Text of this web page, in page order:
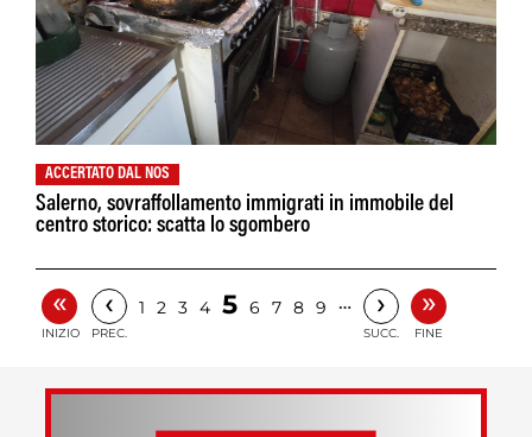
ACCERTATO DAL NOS
Salerno, sovraffollamento immigrati in immobile del
centro storico: scatta lo sgombero
«
INIZIO
‹
PREC.
1 2 3 4 5 6 7 8 9 … ›
SUCC.
»
FINE